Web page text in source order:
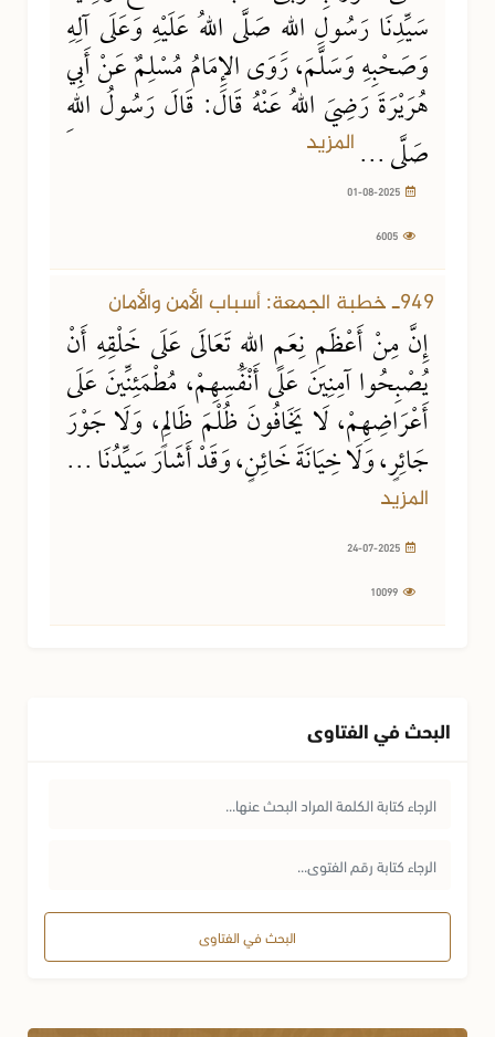
سَيِّدِنَا رَسُولِ اللهِ صَلَّى اللهُ عَلَيْهِ وَعَلَى آلِهِ
وَصَحْبِهِ وَسَلَّمَ، رَوَى الإِمَامُ مُسْلِمٌ عَنْ أَبِي
هُرَيْرَةَ رَضِيَ اللهُ عَنْهُ قَالَ: قَالَ رَسُولُ اللهِ
صَلَّى ... المزيد
949ـ خطبة الجمعة: أسباب الأمن والأمان
إِنَّ مِنْ أَعْظَمِ نِعَمِ اللهِ تَعَالَى عَلَى خَلْقِهِ أَنْ
يُصْبِحُوا آمِنِينَ عَلَى أَنْفُسِهِمْ، مُطْمَئِنِّينَ عَلَى
أَعْرَاضِهِمْ، لَا يَخَافُونَ ظُلْمَ ظَالِمٍ، وَلَا جَوْرَ
جَائِرٍ، وَلَا خِيَانَةَ خَائِنٍ، وَقَدْ أَشَارَ سَيِّدُنَا ...
المزيد
البحث في الفتاوى
البحث في الفتاوى